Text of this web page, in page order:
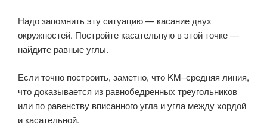
Надо запомнить эту ситуацию — касание двух
окружностей. Постройте касательную в этой точке —
найдите равные углы.
Если точно построить, заметно, что KM–средняя линия,
что доказывается из равнобедренных треугольников
или по равенству вписанного угла и угла между хордой
и касательной.